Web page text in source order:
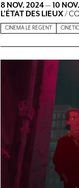
8 NOV. 2024—10
L’ÉTAT DES LIEUX/
CINÉMA LE RÉGENT